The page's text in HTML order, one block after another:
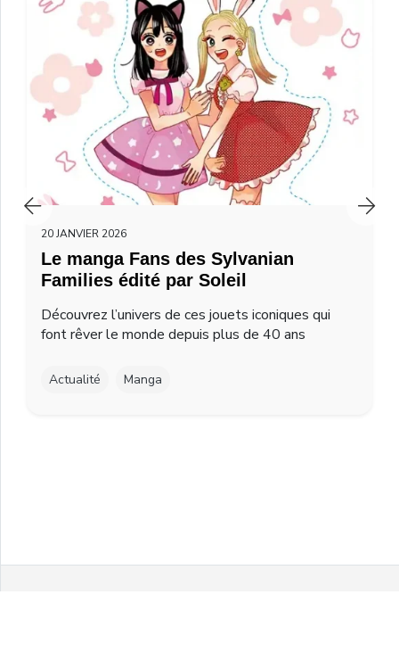
20 JANVIER 2026
Le manga Fans des Sylvanian
Families édité par Soleil
Découvrez l’univers de ces jouets iconiques qui
font rêver le monde depuis plus de 40 ans
Actualité Manga